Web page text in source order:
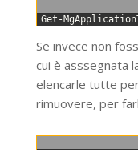
Get-
Se invece non
cui è asssegnata
elencarle tutte
rimuovere, per